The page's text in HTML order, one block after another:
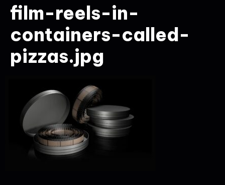
film-reels-in-
containers-called-
pizzas.jpg